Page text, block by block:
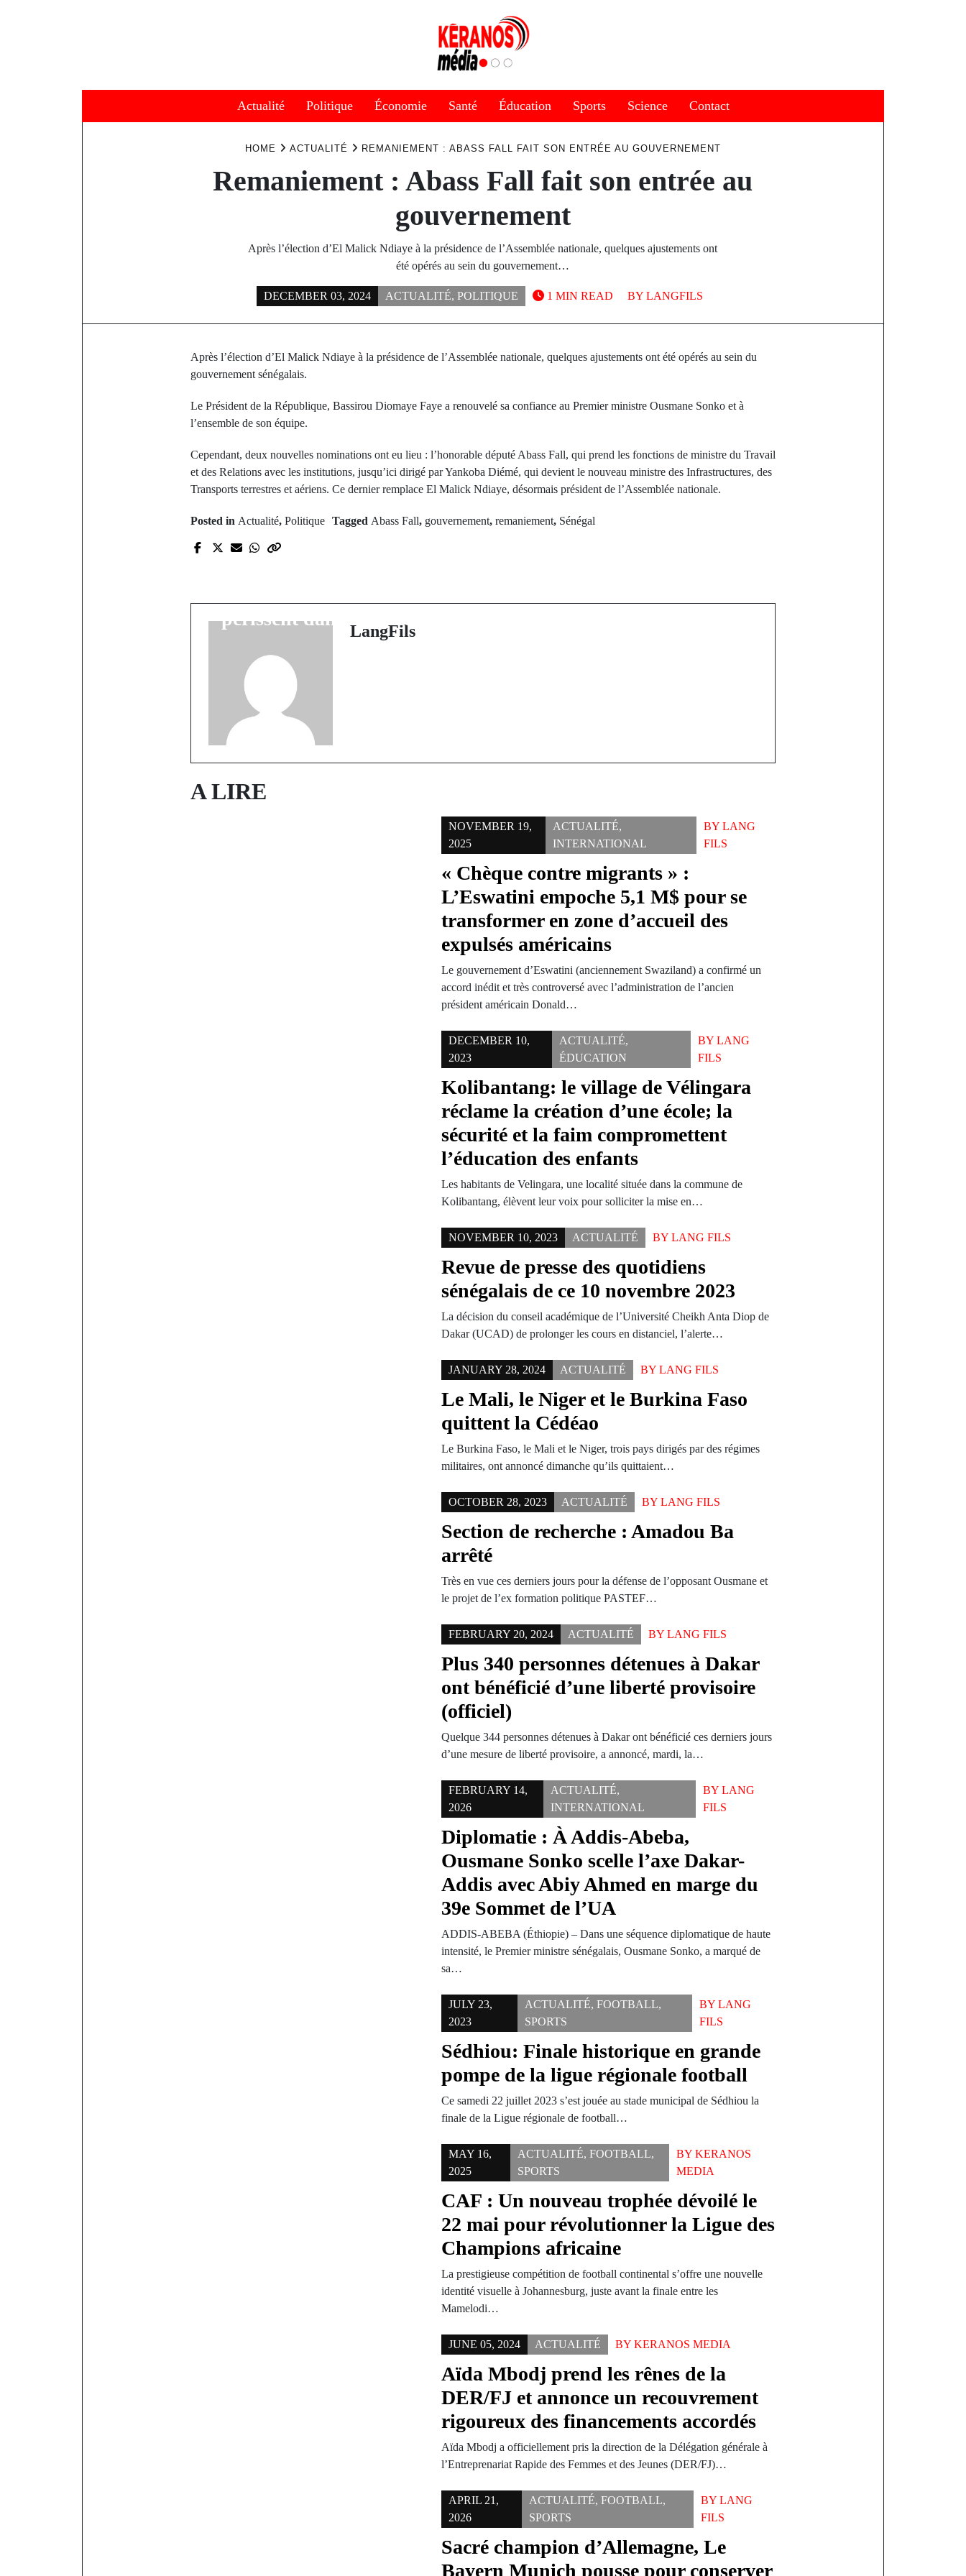
Actualité Politique Économie Santé Éducation Sports Science Contact
HOME ACTUALITÉ REMANIEMENT : ABASS FALL FAIT SON ENTRÉE AU GOUVERNEMENT
Remaniement : Abass Fall fait son entrée au
gouvernement
Après l’élection d’El Malick Ndiaye à la présidence de l’Assemblée nationale, quelques ajustements ont
été opérés au sein du gouvernement…
DECEMBER 03, 2024 ACTUALITÉ, POLITIQUE BY LANGFILS
1 MIN READ
Après l’élection d’El Malick Ndiaye à la présidence de l’Assemblée nationale, quelques ajustements ont été opérés au sein du
gouvernement sénégalais.
Le Président de la République, Bassirou Diomaye Faye a renouvelé sa confiance au Premier ministre Ousmane Sonko et à
l’ensemble de son équipe.
Cependant, deux nouvelles nominations ont eu lieu : l’honorable député Abass Fall, qui prend les fonctions de ministre du Travail
et des Relations avec les institutions, jusqu’ici dirigé par Yankoba Diémé, qui devient le nouveau ministre des Infrastructures, des
Transports terrestres et aériens. Ce dernier remplace El Malick Ndiaye, désormais président de l’Assemblée nationale.
Posted in Actualité, Politique Tagged Abass Fall, gouvernement, remaniement, Sénégal
périssent dans un incendie
LangFils
A LIRE
NOVEMBER 19,
2025
ACTUALITÉ,
INTERNATIONAL
BYLANG
FILS
« Chèque contre migrants » :
L’Eswatini empoche 5,1 M$ pour se
transformer en zone d’accueil des
expulsés américains
Le gouvernement d’Eswatini (anciennement Swaziland) a confirmé un
accord inédit et très controversé avec l’administration de l’ancien
président américain Donald…
DECEMBER 10,
2023
ACTUALITÉ,
ÉDUCATION
BYLANG
FILS
Kolibantang: le village de Vélingara
réclame la création d’une école; la
sécurité et la faim compromettent
l’éducation des enfants
Les habitants de Velingara, une localité située dans la commune de
Kolibantang, élèvent leur voix pour solliciter la mise en…
NOVEMBER 10, 2023 ACTUALITÉ BYLANG FILS
Revue de presse des quotidiens
sénégalais de ce 10 novembre 2023
La décision du conseil académique de l’Université Cheikh Anta Diop de
Dakar (UCAD) de prolonger les cours en distanciel, l’alerte…
JANUARY 28, 2024 ACTUALITÉ BYLANG FILS
Le Mali, le Niger et le Burkina Faso
quittent la Cédéao
Le Burkina Faso, le Mali et le Niger, trois pays dirigés par des régimes
militaires, ont annoncé dimanche qu’ils quittaient…
OCTOBER 28, 2023 ACTUALITÉ BYLANG FILS
Section de recherche : Amadou Ba
arrêté
Très en vue ces derniers jours pour la défense de l’opposant Ousmane et
le projet de l’ex formation politique PASTEF…
FEBRUARY 20, 2024 ACTUALITÉ BYLANG FILS
Plus 340 personnes détenues à Dakar
ont bénéficié d’une liberté provisoire
(officiel)
Quelque 344 personnes détenues à Dakar ont bénéficié ces derniers jours
d’une mesure de liberté provisoire, a annoncé, mardi, la…
FEBRUARY 14,
2026
ACTUALITÉ,
INTERNATIONAL
BYLANG
FILS
Diplomatie : À Addis-Abeba,
Ousmane Sonko scelle l’axe Dakar-
Addis avec Abiy Ahmed en marge du
39e Sommet de l’UA
ADDIS-ABEBA (Éthiopie) – Dans une séquence diplomatique de haute
intensité, le Premier ministre sénégalais, Ousmane Sonko, a marqué de
sa…
JULY 23,
2023
ACTUALITÉ, FOOTBALL,
SPORTS
BY LANG
FILS
Sédhiou: Finale historique en grande
pompe de la ligue régionale football
Ce samedi 22 juillet 2023 s’est jouée au stade municipal de Sédhiou la
finale de la Ligue régionale de football…
MAY 16,
2025
ACTUALITÉ,FOOTBALL,
SPORTS
BYKERANOS
MEDIA
CAF : Un nouveau trophée dévoilé le
22 mai pour révolutionner la Ligue des
Champions africaine
La prestigieuse compétition de football continental s’offre une nouvelle
identité visuelle à Johannesburg, juste avant la finale entre les
Mamelodi…
JUNE 05, 2024 ACTUALITÉ BYKERANOS MEDIA
Aïda Mbodj prend les rênes de la
DER/FJ et annonce un recouvrement
rigoureux des financements accordés
Aïda Mbodj a officiellement pris la direction de la Délégation générale à
l’Entreprenariat Rapide des Femmes et des Jeunes (DER/FJ)…
APRIL 21,
2026
ACTUALITÉ, FOOTBALL,
SPORTS
BY LANG
FILS
Sacré champion d’Allemagne, Le
Bayern Munich pousse pour conserver